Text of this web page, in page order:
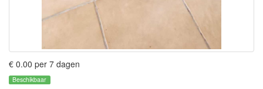
€ 0.00 per 7 dagen
Beschikbaar